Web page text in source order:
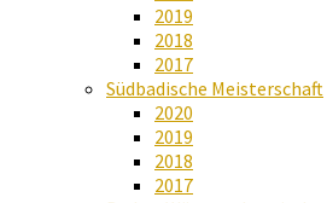
2019
2018
2017
Südbadische Meisterschaft
2020
2019
2018
2017